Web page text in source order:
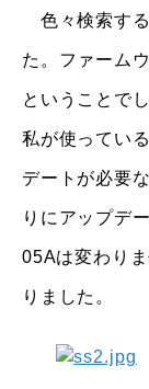
色々検索す
た。ファーム
ということでし
私が使ってい
デートが必要
りにアップデ
05Aは変わり
りました。